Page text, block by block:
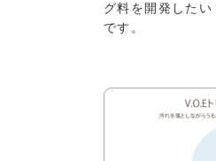
グ料を開発した
です。